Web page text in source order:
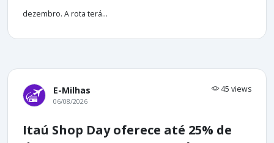
dezembro. A rota terá...
E-Milhas 45 views
06/08/2026
Itaú Shop Day oferece até 25% de